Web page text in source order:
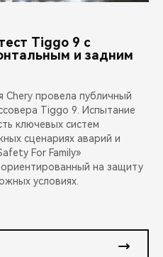
Tiggo 9 с
и задним
Chery провела публичный
Tiggo 9. Испытание
ключевых систем
сценариях аварий и
For Family»
на защиту
условиях.